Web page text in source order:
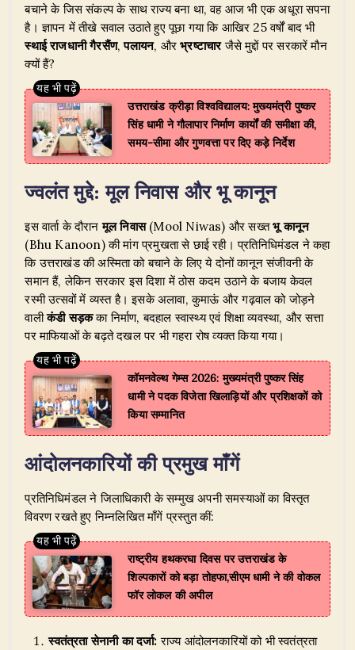
बचाने के जिस संकल्प के साथ राज्य बना था, वह आज भी एक अधूरा सपना
है। ज्ञापन में तीखे सवाल उठाते हुए पूछा गया कि आखिर 25 वर्षों बाद भी
स्थाई राजधानी गैरसैंण,पलायन, औरभ्रष्टाचारजैसे मुद्दों पर सरकारें मौन
क्यों हैं?
उत्तराखंड क्रीड़ा विश्वविद्यालय: मुख्यमंत्री पुष्कर
सिंह धामी ने गौलापार निर्माण कार्यों की समीक्षा की,
समय-सीमा और गुणवत्ता पर दिए कड़े निर्देश
ज्वलंत मुद्दे: मूल निवास और भू कानून
​इस वार्ता के दौरानमूल निवास(Mool Niwas) और सख्तभू कानून
(Bhu Kanoon) की मांग प्रमुखता से छाई रही। प्रतिनिधिमंडल ने कहा
कि उत्तराखंड की अस्मिता को बचाने के लिए ये दोनों कानून संजीवनी के
समान हैं, लेकिन सरकार इस दिशा में ठोस कदम उठाने के बजाय केवल
रस्मी उत्सवों में व्यस्त है। इसके अलावा, कुमाऊं और गढ़वाल को जोड़ने
वालीकंडी सड़कका निर्माण, बदहाल स्वास्थ्य एवं शिक्षा व्यवस्था, और सत्ता
पर माफियाओं के बढ़ते दखल पर भी गहरा रोष व्यक्त किया गया।
​कॉमनवेल्थ गेम्स 2026: मुख्यमंत्री पुष्कर सिंह
धामी ने पदक विजेता खिलाड़ियों और प्रशिक्षकों को
किया सम्मानित
आंदोलनकारियों की प्रमुख माँगें
​प्रतिनिधिमंडल ने जिलाधिकारी के सम्मुख अपनी समस्याओं का विस्तृत
विवरण रखते हुए निम्नलिखित माँगें प्रस्तुत कीं:
राष्ट्रीय हथकरघा दिवस पर उत्तराखंड के
शिल्पकारों को बड़ा तोहफा,सीएम धामी ने की वोकल
फॉर लोकल की अपील
स्वतंत्रता सेनानी का दर्जा: राज्य आंदोलनकारियों को भी स्वतंत्रता